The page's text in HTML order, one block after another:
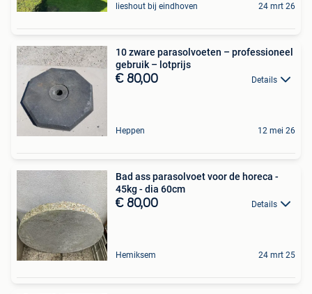
lieshout bij eindhoven 24 mrt 26
10 zware parasolvoeten – professioneel
gebruik – lotprijs
€ 80,00 Details
Heppen 12 mei 26
Bad ass parasolvoet voor de horeca -
45kg - dia 60cm
€ 80,00 Details
Hemiksem 24 mrt 25